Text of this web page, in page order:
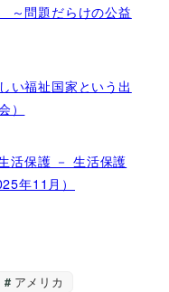
～問題だらけの公益
い福祉国家という出
）
活保護 － 生活保護
年11月）
アメリカ